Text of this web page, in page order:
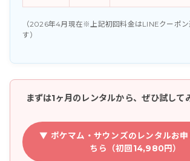
（2026年4月現在※上記初回料金はLINEクーポ
す）
まずは1ヶ月のレンタルから、ぜひ試して
▼ ポケマム・サウンズのレンタルお申
ちら（初回14,980円）